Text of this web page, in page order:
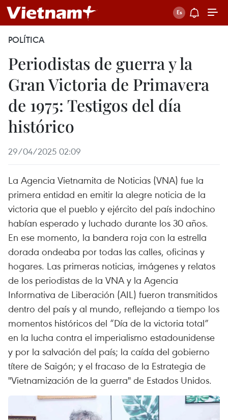
POLÍTICA
Periodistas de guerra y la
Gran Victoria de Primavera
de 1975: Testigos del día
histórico
29/04/2025 02:09
La Agencia Vietnamita de Noticias (VNA) fue la
primera entidad en emitir la alegre noticia de la
victoria que el pueblo y ejército del país indochino
habían esperado y luchado durante los 30 años.
En ese momento, la bandera roja con la estrella
dorada ondeaba por todas las calles, oficinas y
hogares. Las primeras noticias, imágenes y relatos
de los periodistas de la VNA y la Agencia
Informativa de Liberación (AIL) fueron transmitidos
dentro del país y al mundo, reflejando a tiempo los
momentos históricos del “Día de la victoria total”
en la lucha contra el imperialismo estadounidense
y por la salvación del país; la caída del gobierno
títere de Saigón; y el fracaso de la Estrategia de
"Vietnamización de la guerra" de Estados Unidos.